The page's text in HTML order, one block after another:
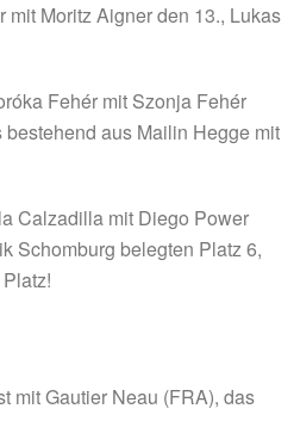
Moritz Aigner den 13., Lukas
Fehér mit Szonja Fehér
aus Mailin Hegge mit
Calzadilla mit Diego Power
Schomburg belegten Platz 6,
mit Gautier Neau (FRA), das